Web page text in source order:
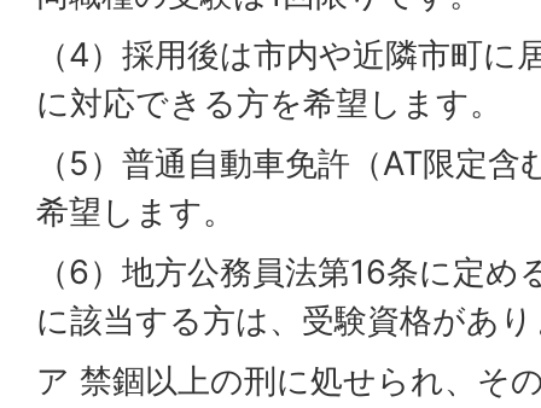
（4）採用後は市内や近隣市町に
に対応できる方を希望します。
（5）普通自動車免許（AT限定
希望します。
（6）地方公務員法第16条に定
に該当する方は、受験資格があ
ア 禁錮以上の刑に処せられ、そ